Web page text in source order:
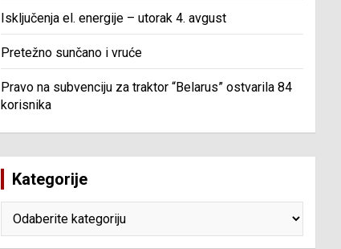
Isključenja el. energije – utorak 4. avgust
Pretežno sunčano i vruće
Pravo na subvenciju za traktor “Belarus” ostvarila 84
korisnika
Kategorije